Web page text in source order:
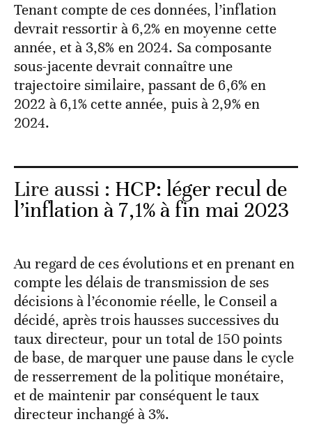
Tenant compte de ces données, l’inflation
devrait ressortir à 6,2% en moyenne cette
année, et à 3,8% en 2024. Sa composante
sous-jacente devrait connaître une
trajectoire similaire, passant de 6,6% en
2022 à 6,1% cette année, puis à 2,9% en
2024.
Lire aussi : HCP: léger recul de
l’inflation à 7,1% à fin mai 2023
Au regard de ces évolutions et en prenant en
compte les délais de transmission de ses
décisions à l’économie réelle, le Conseil a
décidé, après trois hausses successives du
taux directeur, pour un total de 150 points
de base, de marquer une pause dans le cycle
de resserrement de la politique monétaire,
et de maintenir par conséquent le taux
directeur inchangé à 3%.